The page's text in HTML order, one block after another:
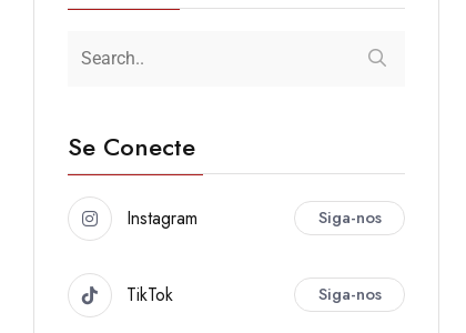
Se Conecte
Instagram Siga-nos
TikTok Siga-nos